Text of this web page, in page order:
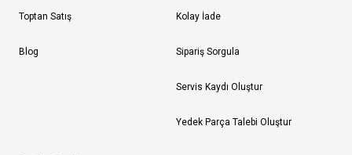
Toptan Satış
Blog
Kolay İade
Sipariş Sorgula
Servis Kaydı Oluştur
Yedek Parça Talebi Oluştur